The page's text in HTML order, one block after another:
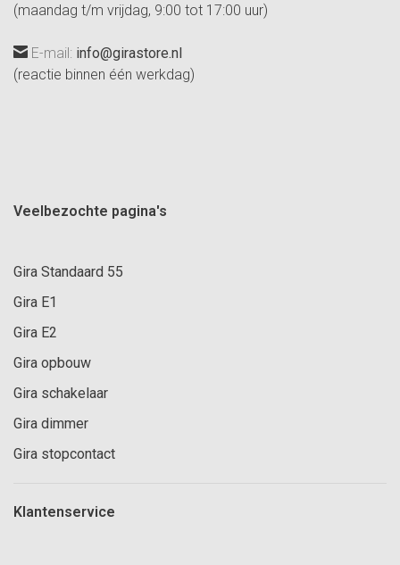
(maandag t/m vrijdag, 9:00 tot 17:00 uur)
E-mail: info@girastore.nl
(reactie binnen één werkdag)
Veelbezochte pagina's
Gira Standaard 55
Gira E1
Gira E2
Gira opbouw
Gira schakelaar
Gira dimmer
Gira stopcontact
Klantenservice